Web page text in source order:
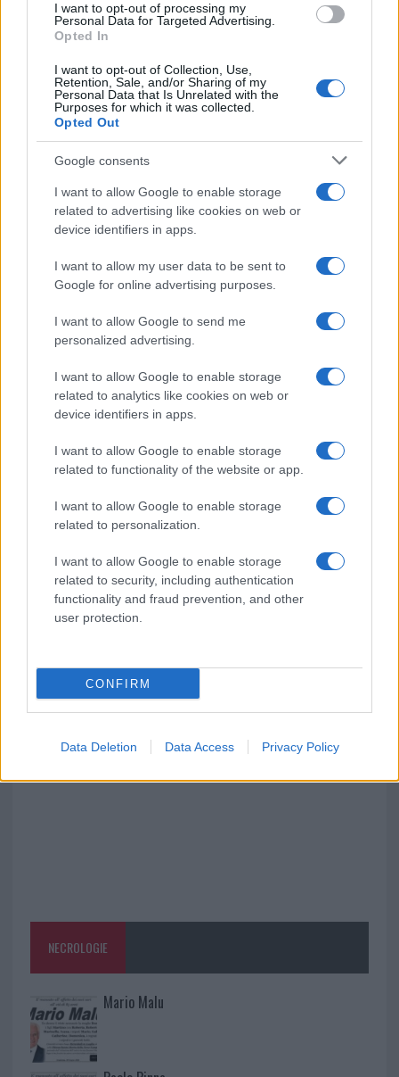
I want to opt-out of processing my
Personal Data for Targeted Advertising.
Opted In
I want to opt-out of Collection, Use,
Retention, Sale, and/or Sharing of my
Personal Data that Is Unrelated with the
Purposes for which it was collected.
Opted Out
Google consents
I want to allow Google to enable storage
related to advertising like cookies on web or
device identifiers in apps.
I want to allow my user data to be sent to
Google for online advertising purposes.
I want to allow Google to send me
personalized advertising.
I want to allow Google to enable storage
related to analytics like cookies on web or
device identifiers in apps.
I want to allow Google to enable storage
related to functionality of the website or app.
I want to allow Google to enable storage
related to personalization.
I want to allow Google to enable storage
related to security, including authentication
functionality and fraud prevention, and other
user protection.
CONFIRM
Data Deletion Data Access Privacy Policy
F
a
ce
b
o
o
k
T
w
it
te
r
Pi
n
te
re
st
W
h
at
s
A
p
S
h
a
re
Articolo precedente
Prossimo articolo
NOTIZIE RECENTI
Michelle Hunziker in Gallura, bella anche dal
vivo: un amico vip svela come fa
Calangianus, dopo le polemiche il centro
accoglienza minori chiude
Olbia, divieto di sosta contro spaccio e degrado:
esplode la protesta
Pausa caffè impeccabile: come scegliere la
rinascita della strada che segnò la Gallura
Raid nelle campagne di Berchidda, rischio per
Monte Pino, via i cancelli del cantiere: la Gallura
ritrova la strada
NECROLOGIE
Mario Malu